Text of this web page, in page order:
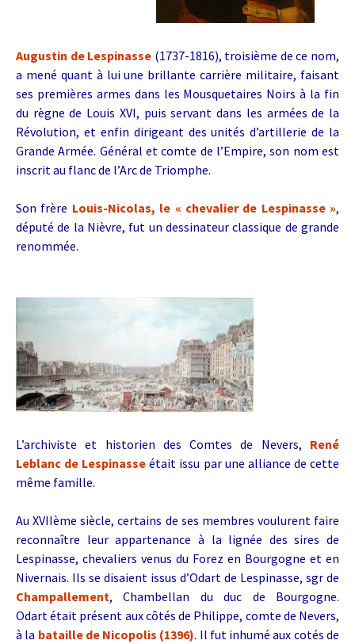
Augustin de Lespinasse (1737-1816), troisième de ce nom,
a mené quant à lui une brillante carrière militaire, faisant
ses premières armes dans les Mousquetaires Noirs à la fin
du règne de Louis XVI, puis servant dans les armées de la
Révolution, et enfin dirigeant des unités d’artillerie de la
Grande Armée. Général et comte de l’Empire, son nom est
inscrit au flanc de l’Arc de Triomphe.
Son frère Louis-Nicolas, le « chevalier de Lespinasse »,
député de la Nièvre, fut un dessinateur classique de grande
renommée.
L’archiviste et historien des Comtes de Nevers, René
Leblanc de Lespinasse était issu par une alliance de cette
même famille.
Au XVIIème siècle, certains de ses membres voulurent faire
reconnaître leur appartenance à la lignée des sires de
Lespinasse, chevaliers venus du Forez en Bourgogne et en
Nivernais. Ils se disaient issus d’Odart de Lespinasse, sgr de
Champallement, Chambellan du duc de Bourgogne.
Odart était présent aux côtés de Philippe, comte de Nevers,
à la bataille de Nicopolis (1396). Il fut inhumé aux cotés de